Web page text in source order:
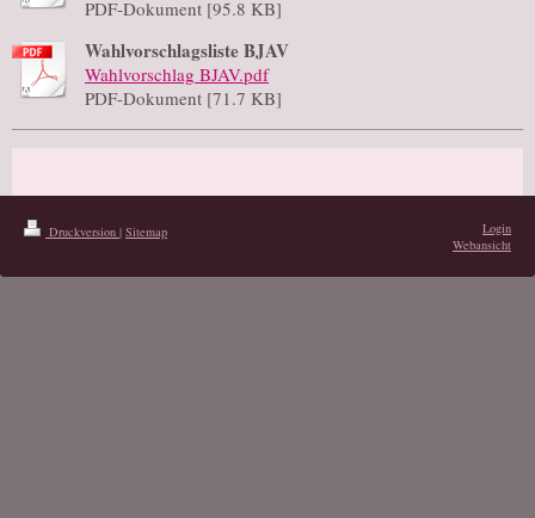
PDF-Dokument [95.8 KB]
Wahlvorschlagsliste BJAV
Wahlvorschlag BJAV.pdf
PDF-Dokument [71.7 KB]
Druckversion | Sitemap
Login
Webansicht